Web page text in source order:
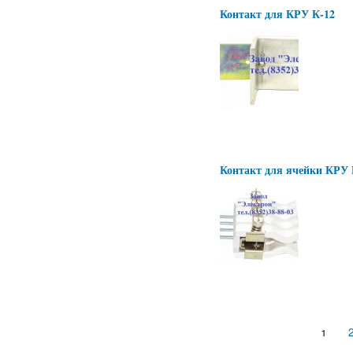
Контакт для КРУ К-12
Контакт для ячейки КРУ
1